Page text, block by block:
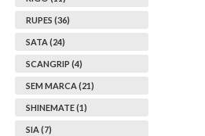
RUPES (36)
SATA (24)
SCANGRIP (4)
SEM MARCA (21)
SHINEMATE (1)
SIA (7)